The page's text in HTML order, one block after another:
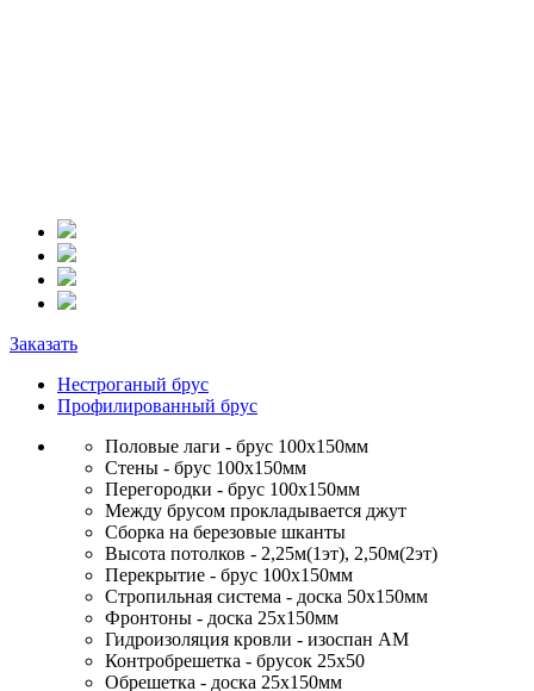
Заказать
Нестроганый брус
Профилированный брус
Половые лаги - брус 100х150мм
Стены - брус 100х150мм
Перегородки - брус 100х150мм
Между брусом прокладывается джут
Сборка на березовые шканты
Высота потолков - 2,25м(1эт), 2,50м(2эт)
Перекрытие - брус 100х150мм
Стропильная система - доска 50х150мм
Фронтоны - доска 25х150мм
Гидроизоляция кровли - изоспан АМ
Контробрешетка - брусок 25х50
Обрешетка - доска 25х150мм